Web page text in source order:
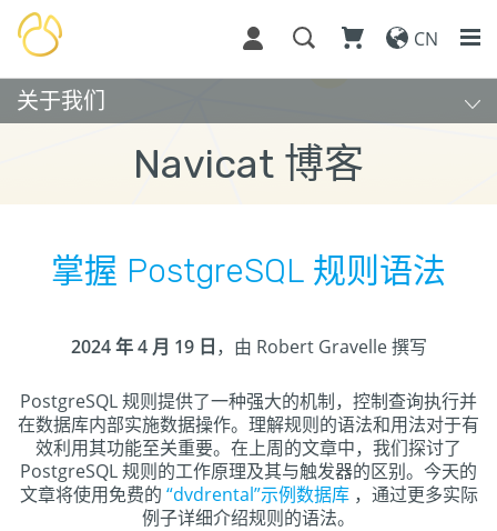
CN
关于我们
Navicat 博客
掌握 PostgreSQL 规则语法
2024 年 4 月 19 日，由 Robert Gravelle 撰写
PostgreSQL 规则提供了一种强大的机制，控制查询执行并
在数据库内部实施数据操作。理解规则的语法和用法对于有
效利用其功能至关重要。在上周的文章中，我们探讨了
PostgreSQL 规则的工作原理及其与触发器的区别。今天的
文章将使用免费的 “dvdrental”示例数据库，通过更多实际
例子详细介绍规则的语法。